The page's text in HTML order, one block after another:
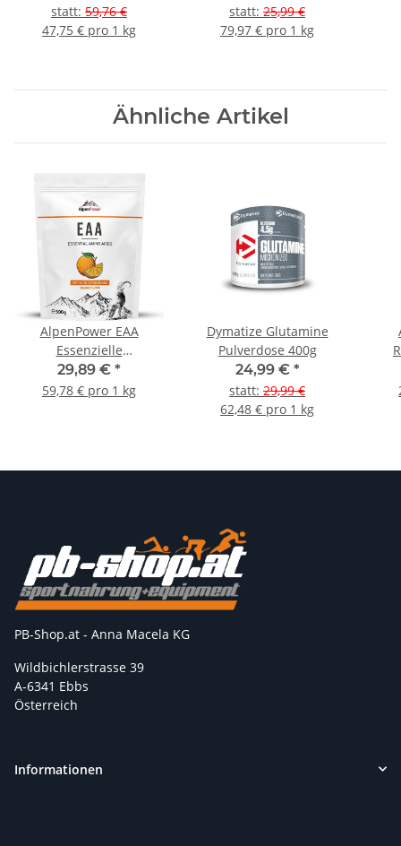
statt: 59,76 €
47,75 € pro 1 kg
statt: 25,99 €
79,97 € pro 1 kg
Ähnliche Artikel
AlpenPower EAA
Essenzielle
Aminosäuren 500g
Beutel
29,89 € *
59,78 € pro 1 kg
Dymatize Glutamine
Pulverdose 400g
24,99 € *
statt: 29,99 €
62,48 € pro 1 kg
PB-Shop.at - Anna Macela KG
Wildbichlerstrasse 39
A-6341 Ebbs
Österreich
Informationen